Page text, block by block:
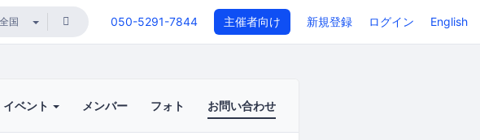
050-5291-7844 主催者向け 新規登録 ログイン English
イベント メンバー フォト お問い合わせ